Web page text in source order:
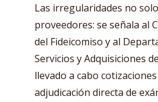
Las irregularidades no
proveedores: se señala al
del Fideicomiso y al
Servicios y Adquisiciones
llevado a cabo
adjudicación directa de